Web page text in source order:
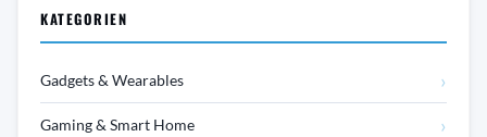
KATEGORIEN
Gadgets & Wearables ›
Gaming & Smart Home ›